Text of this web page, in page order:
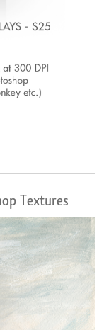
Textures